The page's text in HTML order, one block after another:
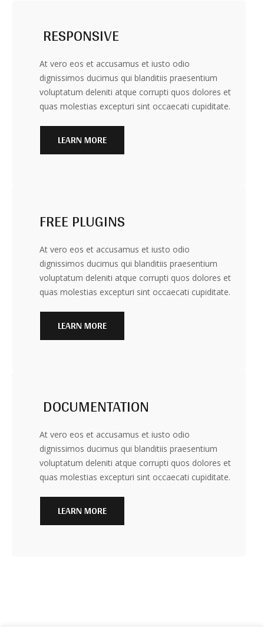
RESPONSIVE
At vero eos et accusamus et iusto odio
dignissimos ducimus qui blanditiis praesentium
voluptatum deleniti atque corrupti quos dolores et
quas molestias excepturi sint occaecati cupiditate.
LEARN MORE
FREE PLUGINS
At vero eos et accusamus et iusto odio
dignissimos ducimus qui blanditiis praesentium
voluptatum deleniti atque corrupti quos dolores et
quas molestias excepturi sint occaecati cupiditate.
LEARN MORE
DOCUMENTATION
At vero eos et accusamus et iusto odio
dignissimos ducimus qui blanditiis praesentium
voluptatum deleniti atque corrupti quos dolores et
quas molestias excepturi sint occaecati cupiditate.
LEARN MORE